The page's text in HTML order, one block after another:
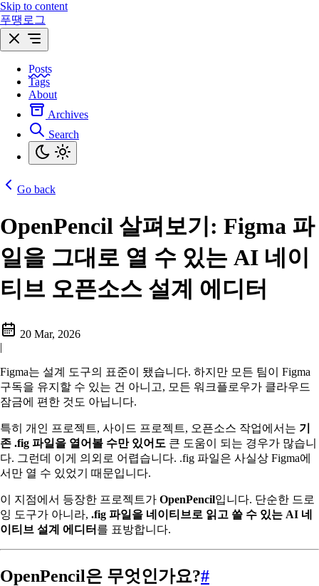
Skip to content
푸땡로그
Posts
Tags
About
Archives
Search
Go back
OpenPencil 살펴보기: Figma 파
일을 그대로 열 수 있는 AI 네이
티브 오픈소스 설계 에디터
20 Mar, 2026
|
Figma는 설계 도구의 표준이 됐습니다. 하지만 모든 팀이 Figma
구독을 유지할 수 있는 건 아니고, 모든 워크플로우가 클라우드
잠금에 편한 것도 아닙니다.
특히 개인 프로젝트, 사이드 프로젝트, 오픈소스 작업에서는 기
존 .fig 파일을 열어볼 수만 있어도 큰 도움이 되는 경우가 많습니
다. 그런데 이게 의외로 어렵습니다. .fig 파일은 사실상 Figma에
서만 열 수 있었기 때문입니다.
이 지점에서 등장한 프로젝트가 OpenPencil입니다. 단순한 드로
잉 도구가 아니라, .fig 파일을 네이티브로 읽고 쓸 수 있는 AI 네
이티브 설계 에디터 를 표방합니다.
OpenPencil은 무엇인가요?#